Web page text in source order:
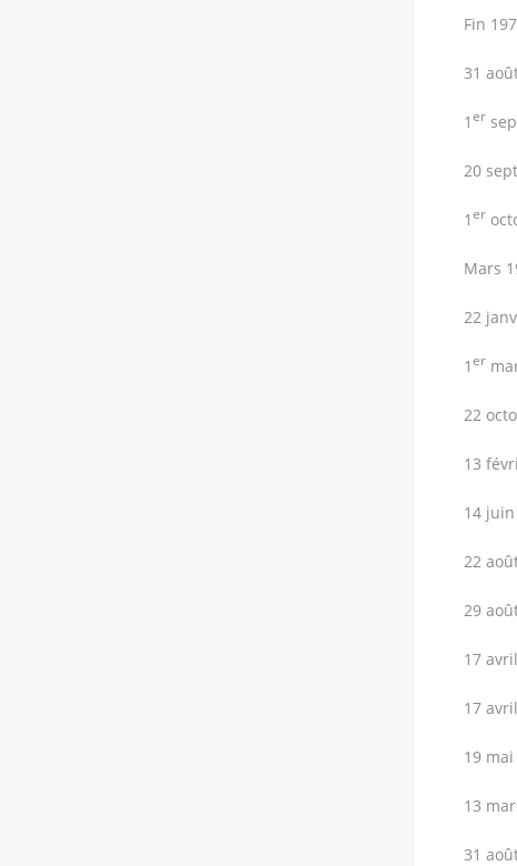
Fin
31
1 er
20
1 er
Mars
22
1 er
22
13
14
22
29
17
17
19
13
31